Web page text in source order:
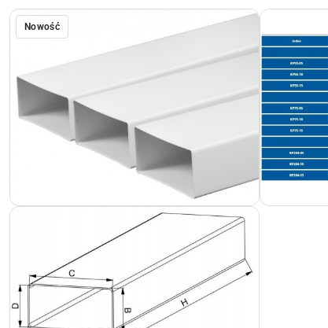
Nowość